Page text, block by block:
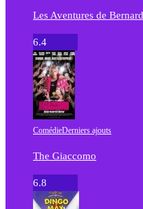
Les Aventures de
6.4
ComédieDerniers ajouts
The Giaccomo
6.8